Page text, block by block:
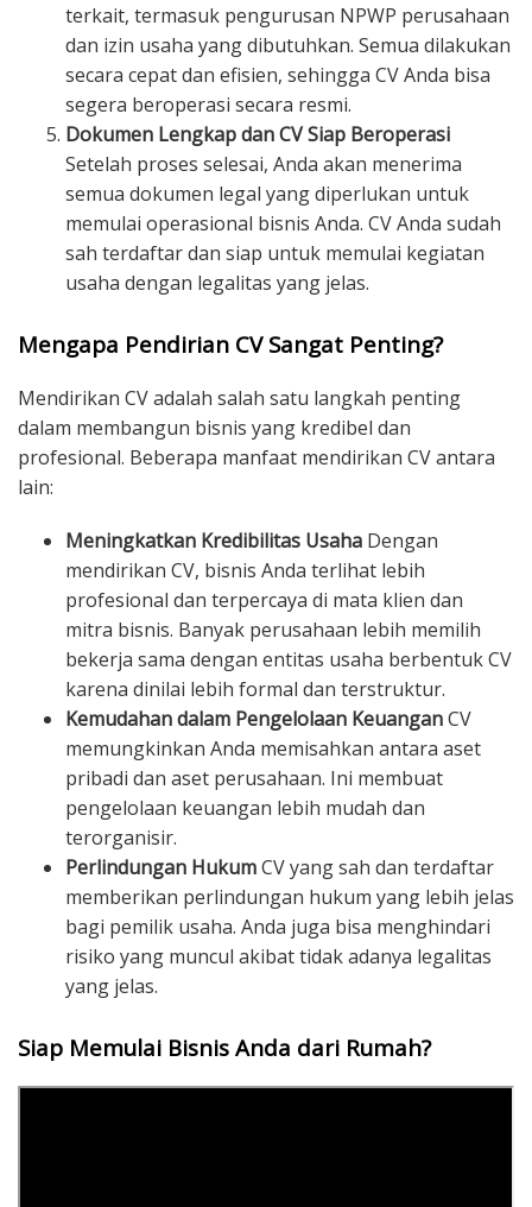
terkait, termasuk pengurusan NPWP perusahaan
dan izin usaha yang dibutuhkan. Semua dilakukan
secara cepat dan efisien, sehingga CV Anda bisa
segera beroperasi secara resmi.
Dokumen Lengkap dan CV Siap Beroperasi
Setelah proses selesai, Anda akan menerima
semua dokumen legal yang diperlukan untuk
memulai operasional bisnis Anda. CV Anda sudah
sah terdaftar dan siap untuk memulai kegiatan
usaha dengan legalitas yang jelas.
Mengapa Pendirian CV Sangat Penting?
Mendirikan CV adalah salah satu langkah penting
dalam membangun bisnis yang kredibel dan
profesional. Beberapa manfaat mendirikan CV antara
lain:
Meningkatkan Kredibilitas Usaha Dengan
mendirikan CV, bisnis Anda terlihat lebih
profesional dan terpercaya di mata klien dan
mitra bisnis. Banyak perusahaan lebih memilih
bekerja sama dengan entitas usaha berbentuk CV
karena dinilai lebih formal dan terstruktur.
Kemudahan dalam Pengelolaan KeuanganCV
memungkinkan Anda memisahkan antara aset
pribadi dan aset perusahaan. Ini membuat
pengelolaan keuangan lebih mudah dan
terorganisir.
Perlindungan HukumCV yang sah dan terdaftar
memberikan perlindungan hukum yang lebih jelas
bagi pemilik usaha. Anda juga bisa menghindari
risiko yang muncul akibat tidak adanya legalitas
yang jelas.
Siap Memulai Bisnis Anda dari Rumah?